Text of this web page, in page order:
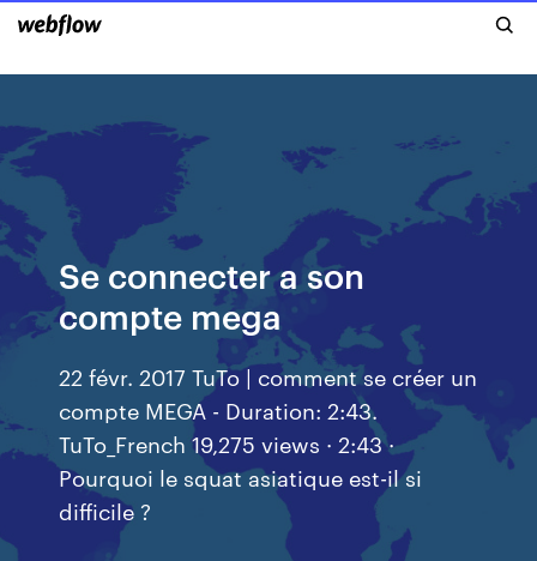
Se connecter a son
compte mega
22 févr. 2017 TuTo | comment se créer un
compte MEGA - Duration: 2:43.
TuTo_French 19,275 views · 2:43 ·
Pourquoi le squat asiatique est-il si
difficile ?